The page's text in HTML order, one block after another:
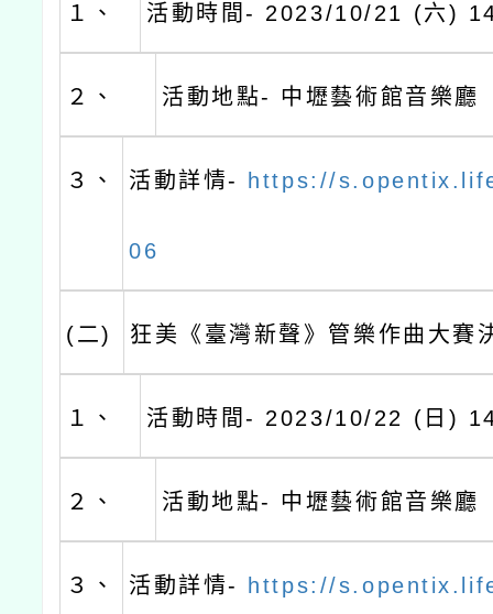
１、 活動時間- 2023/10/21 (六)
２、 活動地點- 中壢藝術館音樂廳
３、 活動詳情- https://
06
(二) 狂美《臺灣新聲》管樂作曲大賽
１、 活動時間- 2023/10/22 (日)
２、 活動地點- 中壢藝術館音樂廳
３、 活動詳情- https://